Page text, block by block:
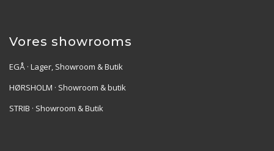
Vores showrooms
EGÅ · Lager, Showroom & Butik
HØRSHOLM · Showroom & butik
STRIB · Showroom & Butik